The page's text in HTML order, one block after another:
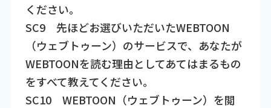
ください。
SC9 先ほどお選びいただいたWEBTOON
（ウェブトゥーン）のサービスで、あなたが
WEBTOONを読む理由としてあてはまるもの
をすべて教えてください。
SC10 WEBTOON（ウェブトゥーン）を閲